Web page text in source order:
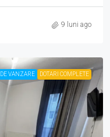
9 luni ago
DE VANZARE DOTARI COMPLETE